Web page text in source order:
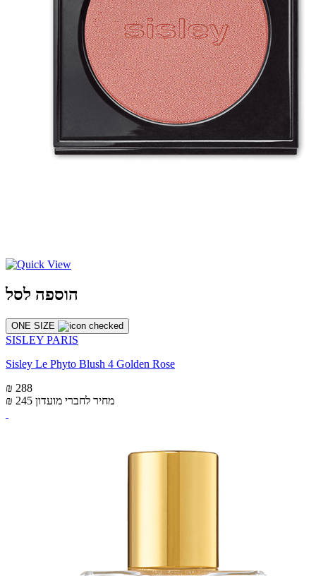
הוספה לסל
ONE SIZE
SISLEY PARIS
Sisley Le Phyto Blush 4 Golden Rose
₪ 288
₪ 245 מחיר לחברי מועדון